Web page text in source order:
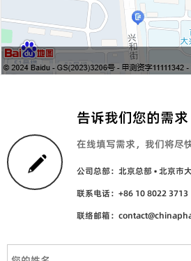
告诉我们您的需求
在线填写需求，我们将尽
公司总部：北京总部 • 北京市
联系电话：+86 10 8022 3713
联络邮箱：